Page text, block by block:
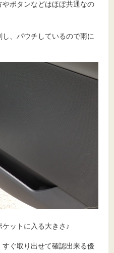
ボタンなどはほぼ共通なの
、パウチしているので雨に
ットに入る大きさ♪
ぐ取り出せて確認出来る優